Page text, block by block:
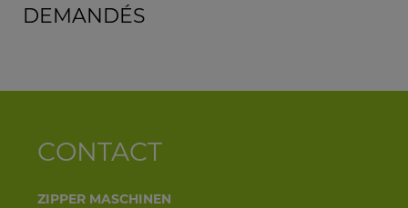
DEMANDÉS
CONTACT
ZIPPER MASCHINEN